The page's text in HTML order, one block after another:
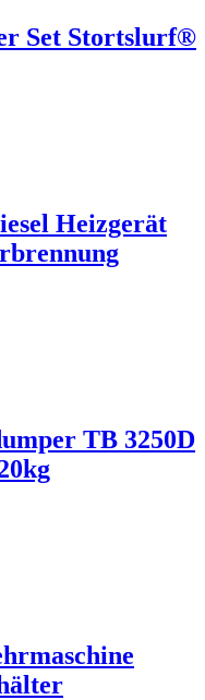
Set Stortslurf®
Heizgerät
TB 3250D